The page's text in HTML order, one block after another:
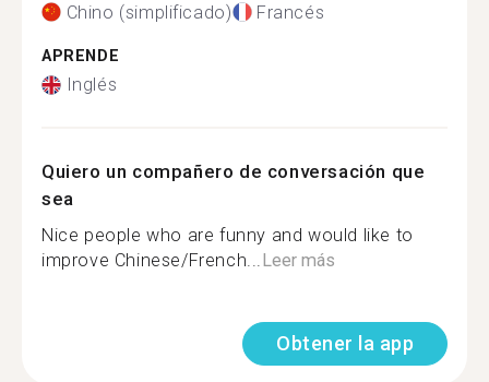
Chino (simplificado) Francés
APRENDE
Inglés
Quiero un compañero de conversación que
sea
Nice people who are funny and would like to
improve Chinese/French...Leer más
Obtener la app